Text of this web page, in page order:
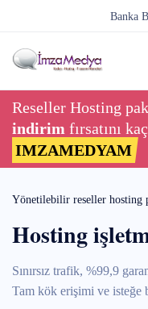
Banka
Radyo Hosting
Radyo Reseller
Hosting
Reseller Hosting
indirim fırsatını
IMZAMEDYAM
Yönetilebilir reseller hosting
Hosting
Sınırsız trafik, %99,9
Tam kök erişimi ve isteğe